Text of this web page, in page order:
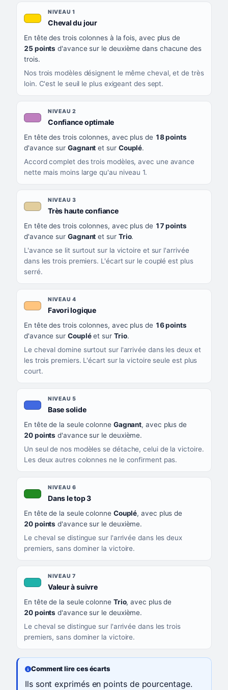
QUAND LA LIGNE PREND CETTE COULEUR
CE QUE CELA VOUS DIT
NIVEAU 1
Cheval du jour, couleur jaune or
En tête des trois colonnes à la fois, avec plus de
25 points d'avance sur le deuxième dans chacune des
trois.
Nos trois modèles désignent le même cheval, et de très
loin. C'est le seuil le plus exigeant des sept.
NIVEAU 2
Confiance optimale, couleur mauve
En tête des trois colonnes, avec plus de 18 points
d'avance sur Gagnant et sur Couplé.
Accord complet des trois modèles, avec une avance
nette mais moins large qu'au niveau 1.
NIVEAU 3
Très haute confiance, couleur beige
En tête des trois colonnes, avec plus de 17 points
d'avance sur Gagnant et sur Trio.
L'avance se lit surtout sur la victoire et sur l'arrivée
dans les trois premiers. L'écart sur le couplé est plus
serré.
NIVEAU 4
Favori logique, couleur orange clair
En tête des trois colonnes, avec plus de 16 points
d'avance sur Coupléet sur Trio.
Le cheval domine surtout sur l'arrivée dans les deux et
les trois premiers. L'écart sur la victoire seule est plus
court.
NIVEAU 5
Base solide, couleur bleu roi
En tête de la seule colonne Gagnant, avec plus de
20 points d'avance sur le deuxième.
Un seul de nos modèles se détache, celui de la victoire.
Les deux autres colonnes ne le confirment pas.
NIVEAU 6
Dans le top 3, couleur verte
En tête de la seule colonne Couplé, avec plus de
20 points d'avance sur le deuxième.
Le cheval se distingue sur l'arrivée dans les deux
premiers, sans dominer la victoire.
NIVEAU 7
Valeur à suivre, couleur turquoise
En tête de la seule colonne Trio, avec plus de
20 points d'avance sur le deuxième.
Le cheval se distingue sur l'arrivée dans les trois
premiers, sans dominer la victoire.
Comment lire ces écarts
Ils sont exprimés en points de pourcentage.